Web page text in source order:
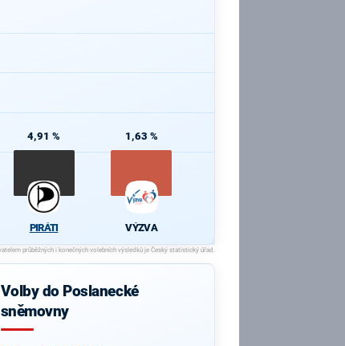
4,91 %
PIRÁTI
1,63 %
VÝZVA
Volby do Poslanecké
sněmovny